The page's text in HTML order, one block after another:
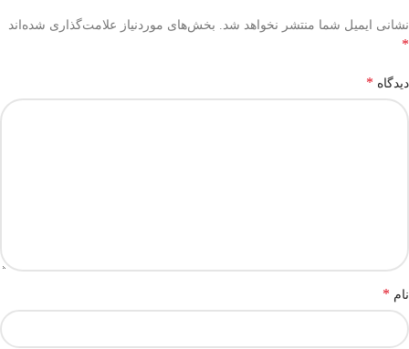
نشانی ایمیل شما منتشر نخواهد شد. بخش‌های موردنیاز علامت‌گذاری شده‌اند
*
دیدگاه *
نام *